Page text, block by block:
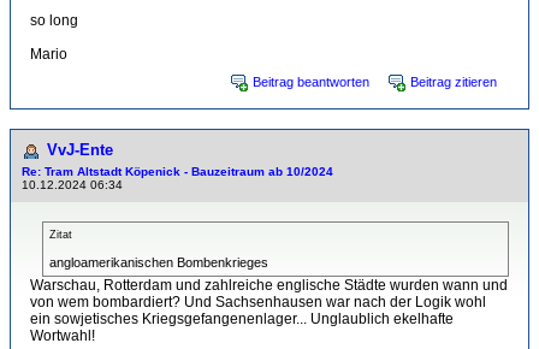
so long
Mario
Beitrag beantworten Beitrag zitieren
VvJ-Ente
Re: Tram Altstadt Köpenick - Bauzeitraum ab 10/2024
10.12.2024 06:34
Zitat
angloamerikanischen Bombenkrieges
Warschau, Rotterdam und zahlreiche englische Städte wurden wann und
von wem bombardiert? Und Sachsenhausen war nach der Logik wohl
ein sowjetisches Kriegsgefangenenlager... Unglaublich ekelhafte
Wortwahl!